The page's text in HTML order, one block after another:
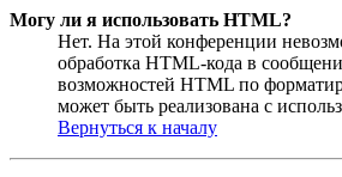
Могу ли я использовать HTML?
Нет. На этой конференции
обработка HTML-кода в
возможностей HTML по
может быть реализована с
Вернуться к началу